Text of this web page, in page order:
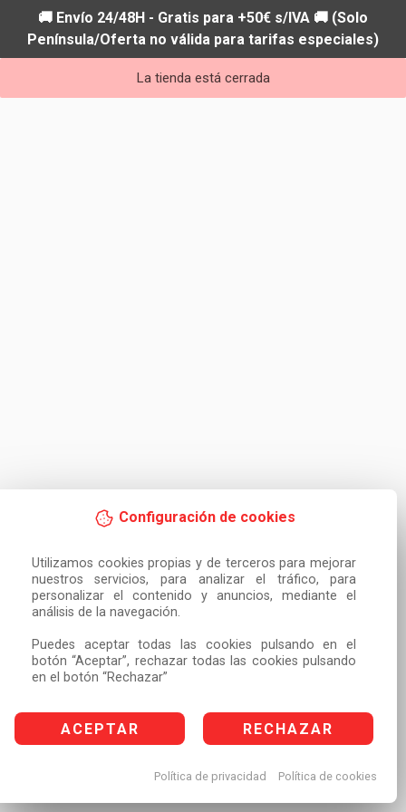
Configuración de cookies
Utilizamos cookies propias y de terceros para mejorar
nuestros servicios, para analizar el tráfico, para
personalizar el contenido y anuncios, mediante el
análisis de la navegación.
Puedes aceptar todas las cookies pulsando en el
botón “Aceptar”, rechazar todas las cookies pulsando
en el botón “Rechazar”
ACEPTAR RECHAZAR
Política de privacidad Política de cookies
🚚 Envío 24/48H - Gratis para +50€ s/IVA 🚚 (Solo
Península/Oferta no válida para tarifas especiales)
La tienda está cerrada